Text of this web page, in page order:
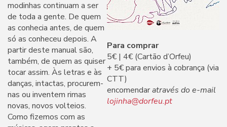
modinhas continuam a ser
de toda a gente. De quem
as conhecia antes, de quem
só as conheceu depois. A
partir deste manual são,
também, de quem as quiser
tocar assim. Às letras e às
danças, intactas, procurem-
nas ou inventem rimas
novas, novos volteios.
Como fizemos com as
Para comprar
5€ | 4€ (Cartão d’Orfeu)
+ 5€ para envios à cobrança (via
CTT)
encomendaratravés do e-mail
lojinha@dorfeu.pt